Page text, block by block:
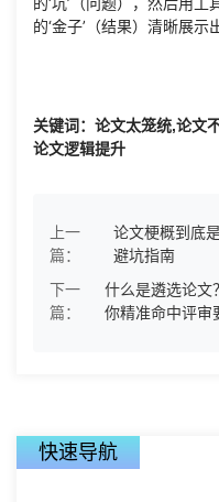
的‘金子’（结果）清晰展示
关键词：论文太笼统,论文
论文逻辑提升
上一
篇：
论文梗概到底
避坑指南
下一
篇：
什么是遴选论文
你精准命中评审
快速导航